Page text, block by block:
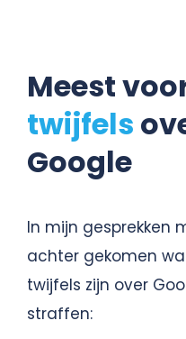
Meest
twijfels
Google
In mijn gesprekken
achter gekomen
twijfels zijn over
straffen: